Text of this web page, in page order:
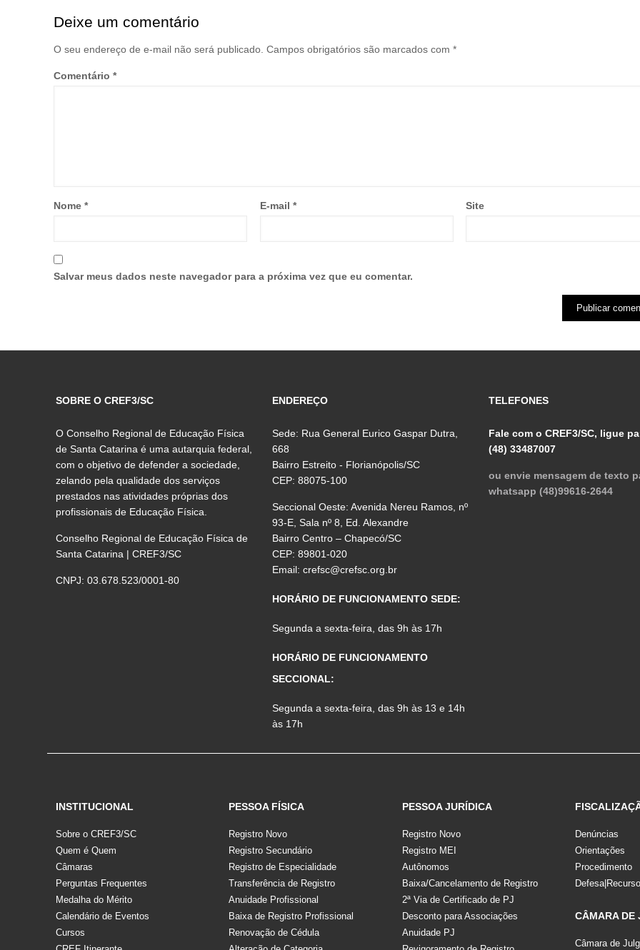
Deixe um comentário
O seu endereço de e-mail não será publicado. Campos obrigatórios são marcados com *
Comentário *
Nome * E-mail * Site
Salvar meus dados neste navegador para a próxima vez que eu comentar.
SOBRE O CREF3/SC
O Conselho Regional de Educação Física
de Santa Catarina é uma autarquia federal,
com o objetivo de defender a sociedade,
zelando pela qualidade dos serviços
prestados nas atividades próprias dos
profissionais de Educação Física.
Conselho Regional de Educação Física de
Santa Catarina | CREF3/SC
CNPJ: 03.678.523/0001-80
ENDEREÇO
Sede: Rua General Eurico Gaspar Dutra,
668
Bairro Estreito - Florianópolis/SC
CEP: 88075-100
Seccional Oeste: Avenida Nereu Ramos, nº
93-E, Sala nº 8, Ed. Alexandre
Bairro Centro – Chapecó/SC
CEP: 89801-020
Email:crefsc@crefsc.org.br
HORÁRIO DE FUNCIONAMENTO SEDE:
Segunda a sexta-feira, das 9h às 17h
HORÁRIO DE FUNCIONAMENTO
SECCIONAL:
Segunda a sexta-feira, das 9h às 13 e 14h
às 17h
TELEFONES
Fale com o CREF3/SC, ligue
(48) 33487007
ou envie mensagem de texto
whatsapp (48)99616-2644
INSTITUCIONAL
Sobre o CREF3/SC
Quem é Quem
Câmaras
Perguntas Frequentes
Medalha do Mérito
Calendário de Eventos
Cursos
PESSOA FÍSICA
Registro Novo
Registro Secundário
Registro de Especialidade
Transferência de Registro
Anuidade Profissional
Baixa de Registro Profissional
Renovação de Cédula
PESSOA JURÍDICA
Registro Novo
Registro MEI
Autônomos
Baixa/Cancelamento de Registro
2ª Via de Certificado de PJ
Desconto para Associações
Anuidade PJ
Denúncias
Orientações
Procedimento
Defesa|Recurso
CÂMARA DE
Câmara de